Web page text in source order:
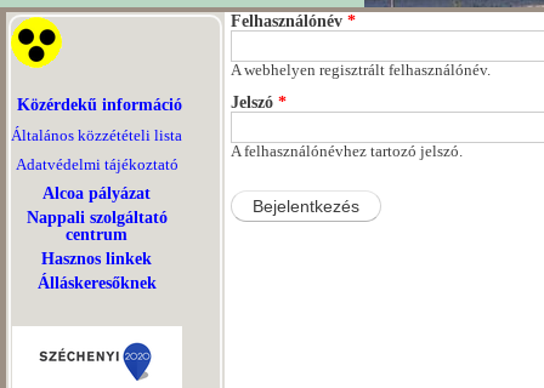
Közérdekű információ
Általános közzétételi lista
Adatvédelmi tájékoztató
Alcoa pályázat
Nappali szolgáltató
centrum
Hasznos linkek
Álláskeresőknek
Felhasználónév *
A webhelyen regisztrált felhasználónév.
Jelszó *
A felhasználónévhez tartozó jelszó.